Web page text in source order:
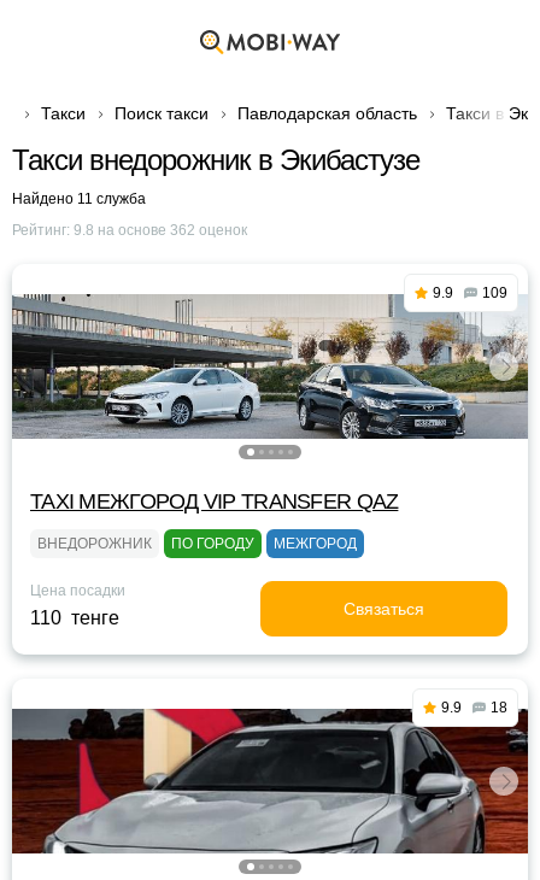
Такси Поиск такси Павлодарская область Такси в
Такси внедорожник в Экибастузе
Найдено 11 служба
Рейтинг: 9.8 на основе 362 оценок
9.9 109
TAXI МЕЖГОРОД VIP TRANSFER QАZ
ВНЕДОРОЖНИК ПО ГОРОДУ МЕЖГОРОД
Цена посадки
110 тенге Связаться
9.9 18